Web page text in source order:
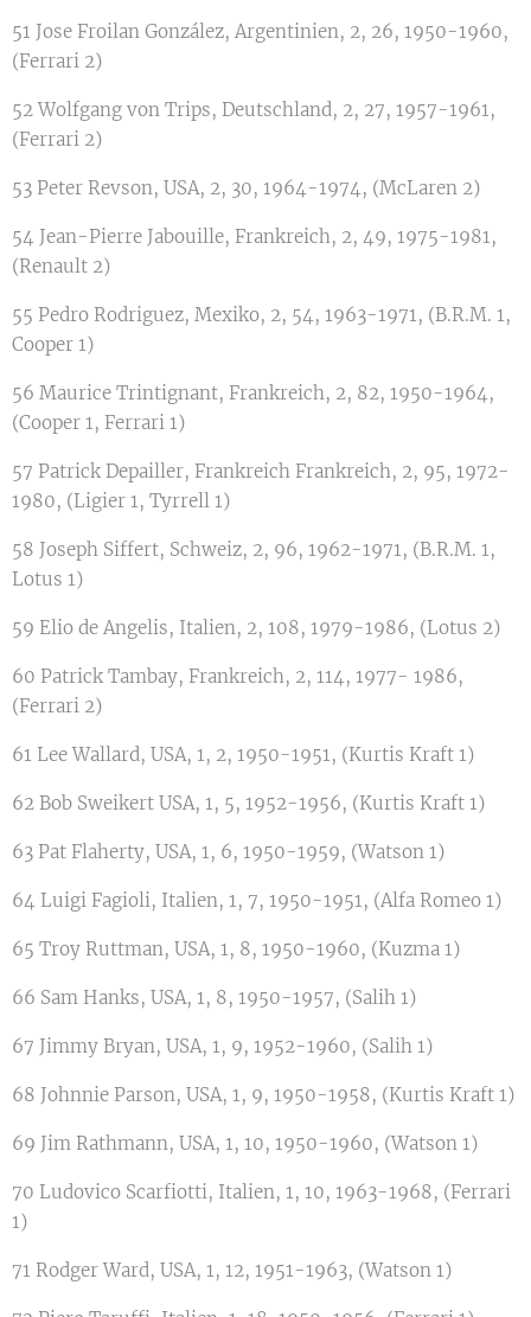
51 Jose Froilan González, Argentinien, 2, 26, 1950-1960,
(Ferrari 2)
52 Wolfgang von Trips, Deutschland, 2, 27, 1957-1961,
(Ferrari 2)
53 Peter Revson, USA, 2, 30, 1964-1974, (McLaren 2)
54 Jean-Pierre Jabouille, Frankreich, 2, 49, 1975-1981,
(Renault 2)
55 Pedro Rodriguez, Mexiko, 2, 54, 1963-1971, (B.R.M. 1,
Cooper 1)
56 Maurice Trintignant, Frankreich, 2, 82, 1950-1964,
(Cooper 1, Ferrari 1)
57 Patrick Depailler, Frankreich Frankreich, 2, 95, 1972-
1980, (Ligier 1, Tyrrell 1)
58 Joseph Siffert, Schweiz, 2, 96, 1962-1971, (B.R.M. 1,
Lotus 1)
59 Elio de Angelis, Italien, 2, 108, 1979-1986, (Lotus 2)
60 Patrick Tambay, Frankreich, 2, 114, 1977- 1986,
(Ferrari 2)
61 Lee Wallard, USA, 1, 2, 1950-1951, (Kurtis Kraft 1)
62 Bob Sweikert USA, 1, 5, 1952-1956, (Kurtis Kraft 1)
63 Pat Flaherty, USA, 1, 6, 1950-1959, (Watson 1)
64 Luigi Fagioli, Italien, 1, 7, 1950-1951, (Alfa Romeo 1)
65 Troy Ruttman, USA, 1, 8, 1950-1960, (Kuzma 1)
66 Sam Hanks, USA, 1, 8, 1950-1957, (Salih 1)
67 Jimmy Bryan, USA, 1, 9, 1952-1960, (Salih 1)
68 Johnnie Parson, USA, 1, 9, 1950-1958, (Kurtis Kraft 1)
69 Jim Rathmann, USA, 1, 10, 1950-1960, (Watson 1)
70 Ludovico Scarfiotti, Italien, 1, 10, 1963-1968, (Ferrari
1)
71 Rodger Ward, USA, 1, 12, 1951-1963, (Watson 1)